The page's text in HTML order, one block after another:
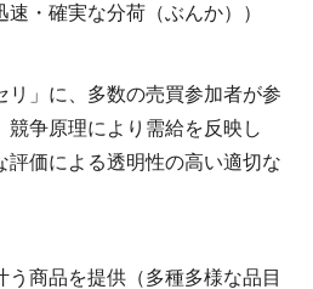
・確実な分荷（ぶんか））
リ」に、多数の売買参加者が参
競争原理により需給を反映し
評価による透明性の高い適切な
う商品を提供（多種多様な品目